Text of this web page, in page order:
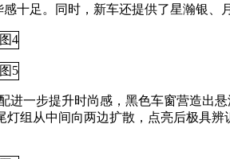
十足。同时，新车还提供了星瀚银、
一步提升时尚感，黑色车窗营造出
组从中间向两边扩散，点亮后极具